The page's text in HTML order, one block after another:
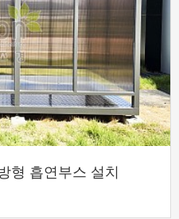
형 흡연부스 설치